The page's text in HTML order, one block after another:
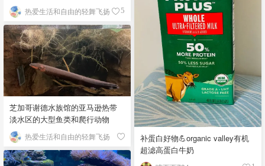
热爱生活和自由的轻舞飞扬 5
补蛋白好物💪organic valley有机
超滤高蛋白牛奶
芝加哥谢德水族馆的亚马逊热带
淡水区的大型鱼类和爬行动物
热爱生活和自由的轻舞飞扬